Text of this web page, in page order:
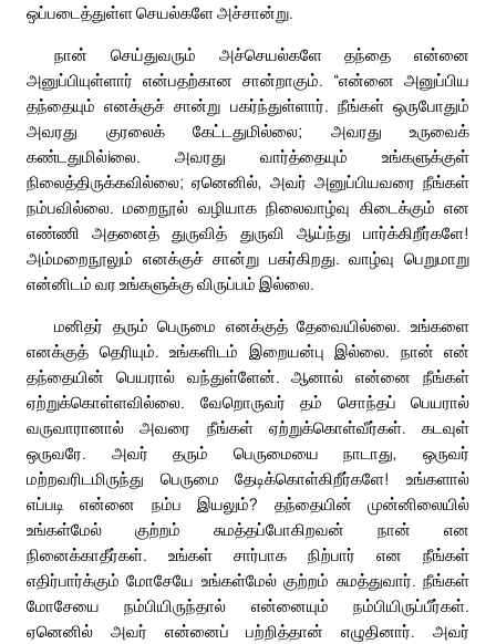
ஒப்படைத்துள்ள செயல்களே அச்சான்று.
நான் செய்துவரும் அச்செயல்களே தந்தை என்னை
அனுப்பியுள்ளார் என்பதற்கான சான்றாகும். “என்னை அனுப்பிய
தந்தையும் எனக்குச் சான்று பகர்ந்துள்ளார். நீங்கள் ஒருபோதும்
அவரது குரலைக் கேட்டதுமில்லை; அவரது உருவைக்
கண்டதுமில்iலை. அவரது வார்த்தையும் உங்களுக்குள்
நிலைத்திருக்கவில்லை; ஏனெனில், அவர் அனுப்பியவரை நீங்கள்
நம்பவில்லை. மறைநூல் வழியாக நிலைவாழ்வு கிடைக்கும் என
எண்ணி அதனைத் துருவித் துருவி ஆய்ந்து பார்க்கிறீர்களே!
அம்மறைநூலும் எனக்குச் சான்று பகர்கிறது. வாழ்வு பெறுமாறு
என்னிடம் வர உங்களுக்கு விருப்பம் இல்லை.
மனிதர் தரும் பெருமை எனக்குத் தேவையில்லை. உங்களை
எனக்குத் தெரியும். உங்களிடம் இறையன்பு இல்லை. நான் என்
தந்தையின் பெயரால் வந்துள்ளேன். ஆனால் என்னை நீங்கள்
ஏற்றுக்கொள்ளவில்லை. வேறொருவர் தம் சொந்தப் பெயரால்
வருவாரானால் அவரை நீங்கள் ஏற்றுக்கொள்வீர்கள். கடவுள்
ஒருவரே. அவர் தரும் பெருமையை நாடாது, ஒருவர்
மற்றவரிடமிருந்து பெருமை தேடிக்கொள்கிறீர்களே! உங்களால்
எப்படி என்னை நம்ப இயலும்? தந்தையின் முன்னிலையில்
உங்கள்மேல் குற்றம் சுமத்தப்போகிறவன் நான் என
நினைக்காதீர்கள். உங்கள் சார்பாக நிற்பார் என நீங்கள்
எதிர்பார்க்கும் மோசேயே உங்கள்மேல் குற்றம் சுமத்துவார். நீங்கள்
மோசேயை நம்பியிருந்தால் என்னையும் நம்பியிருப்பீர்கள்.
ஏனெனில் அவர் என்னைப் பற்றித்தான் எழுதினார். அவர்